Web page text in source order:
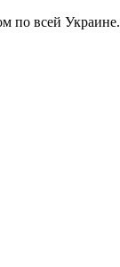
по всей Украине.